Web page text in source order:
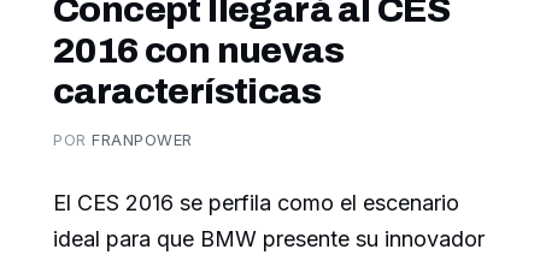
Concept llegará al CES
2016 con nuevas
características
PORFRANPOWER
El CES 2016 se perfila como el escenario
ideal para que BMW presente su innovador